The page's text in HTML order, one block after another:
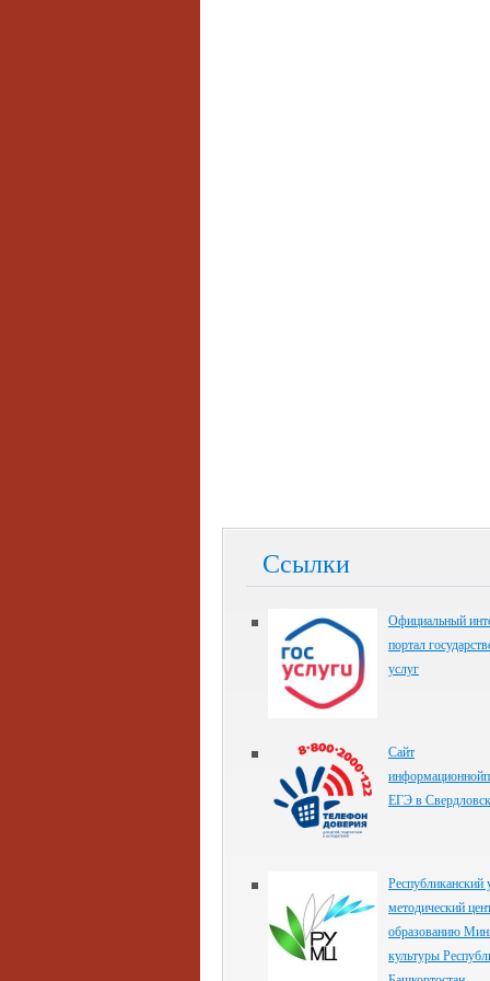
Ссылки
Официальный
портал
услуг
Сайт
ЕГЭ в
Республиканский
методический
образованию
культуры